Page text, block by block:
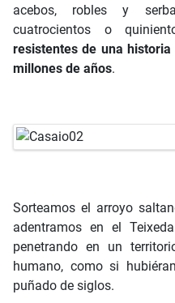
acebos, robles y
cuatrocientos o
resistentes de una
millones de años.
Sorteamos el arroyo
adentramos en el
penetrando en un
humano, como si
puñado de siglos.